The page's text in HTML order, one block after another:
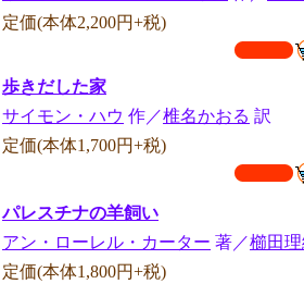
定価(本体2,200円+税)
歩きだした家
サイモン・ハウ 作／椎名かおる 訳
定価(本体1,700円+税)
パレスチナの羊飼い
アン・ローレル・カーター 著／櫛田
定価(本体1,800円+税)